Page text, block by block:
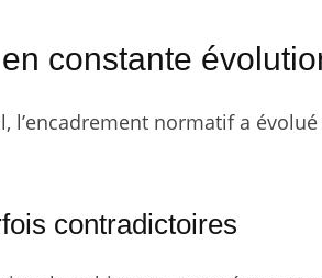
constante
l’encadrement normatif a
contradictoires